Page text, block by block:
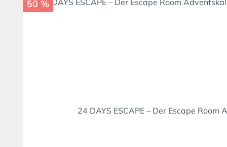
50 %
24 DAYS ESCAPE – Der Escape